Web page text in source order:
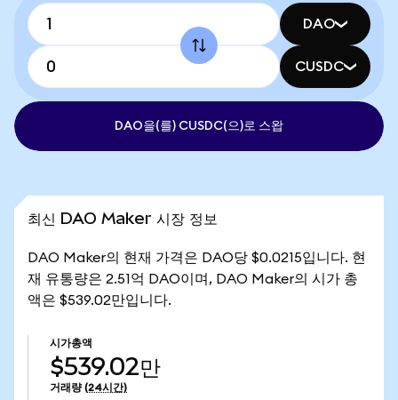
DAO
CUSDC
DAO을(를) CUSDC(으)로 스왑
최신 DAO Maker 시장 정보
DAO Maker의 현재 가격은 DAO당 $0.0215입니다. 현
재 유통량은 2.51억 DAO이며, DAO Maker의 시가 총
액은 $539.02만입니다.
시가총액
$539.02만
거래량 (24시간)